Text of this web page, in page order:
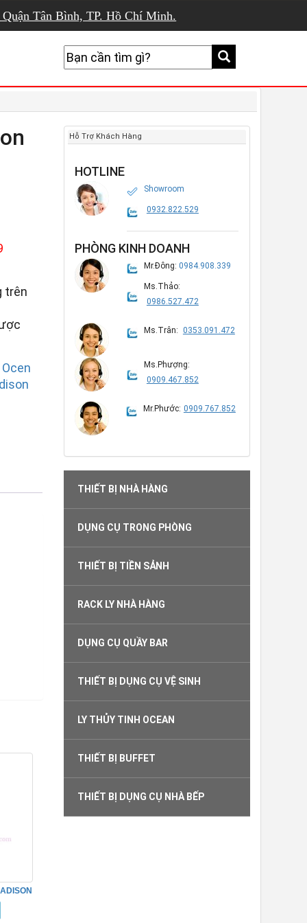
Tân Bình, TP. Hồ Chí Minh.
trên
Hỗ Trợ Khách Hàng
HOTLINE
Showroom
0932.822.529
PHÒNG KINH DOANH
Mr.Đông: 0984.908.339
Ms.Thảo:
0986.527.472
Ms.Trân: 0353.091.472
Ms.Phượng:
0909.467.852
Mr.Phước: 0909.767.852
THIẾT BỊ NHÀ HÀNG
DỤNG CỤ TRONG PHÒNG
THIẾT BỊ TIỀN SẢNH
RACK LY NHÀ HÀNG
DỤNG CỤ QUẦY BAR
THIẾT BỊ DỤNG CỤ VỆ SINH
LY THỦY TINH OCEAN
THIẾT BỊ BUFFET
THIẾT BỊ DỤNG CỤ NHÀ BẾP